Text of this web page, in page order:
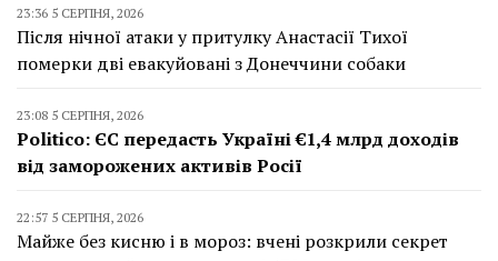
23:36 5 СЕРПНЯ, 2026
Після нічної атаки у притулку Анастасії Тихої
померки дві евакуйовані з Донеччини собаки
23:08 5 СЕРПНЯ, 2026
Politico: ЄС передасть Україні €1,4 млрд доходів
від заморожених активів Росії
22:57 5 СЕРПНЯ, 2026
Майже без кисню і в мороз: вчені розкрили секрет